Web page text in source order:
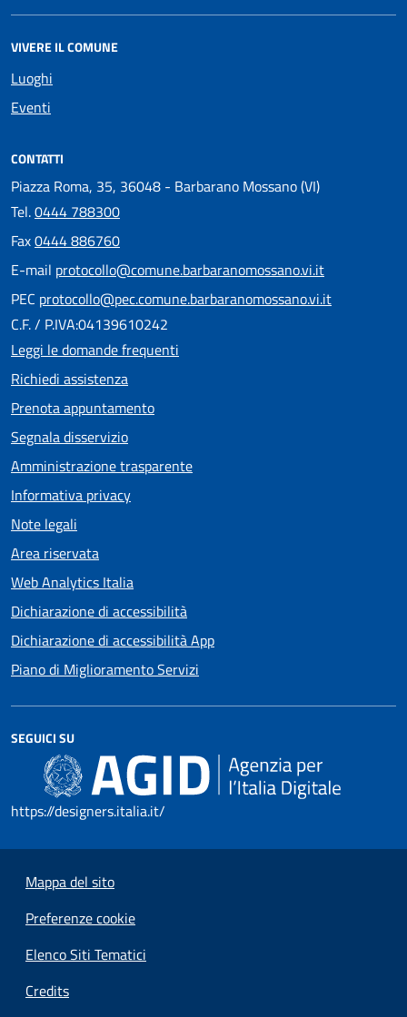
VIVERE IL COMUNE
Luoghi
Eventi
CONTATTI
Piazza Roma, 35, 36048 - Barbarano Mossano (VI)
Tel.0444 788300
Fax0444 886760
E-mail protocollo@comune.barbaranomossano.vi.it
PEC protocollo@pec.comune.barbaranomossano.vi.it
C.F. / P.IVA:04139610242
Leggi le domande frequenti
Richiedi assistenza
Prenota appuntamento
Segnala disservizio
Amministrazione trasparente
Informativa privacy
Note legali
Area riservata
Web Analytics Italia
Dichiarazione di accessibilità
Dichiarazione di accessibilità App
Piano di Miglioramento Servizi
SEGUICI SU
https://designers.italia.it/
Mappa del sito
Preferenze cookie
Elenco Siti Tematici
Credits